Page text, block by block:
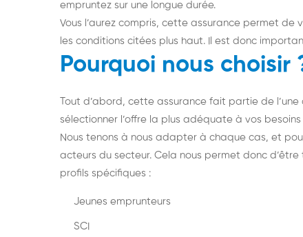
empruntez sur une longue durée.
Vous l’aurez compris, cette assurance permet
les conditions citées plus haut. Il est donc
Pourquoi nous choisir
Tout d’abord, cette assurance fait partie de
sélectionner l’offre la plus adéquate à vos
Nous tenons à nous adapter à chaque cas, et
acteurs du secteur. Cela nous permet donc
profils spécifiques :
Jeunes emprunteurs
SCI